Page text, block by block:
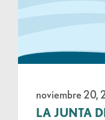
noviembre 20,
LA JUNTA